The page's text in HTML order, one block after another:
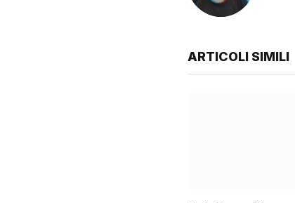
ARTICOLI SIMILI